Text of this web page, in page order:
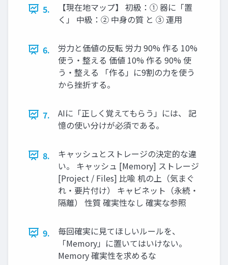
5.
【現在地マップ】 初級：① 器に「置
く」 中級：② 中身の質 と ③ 運用
6.
労力と価値の反転 労力 90% 作る 10%
使う・整える 価値 10% 作る 90% 使
う・整える 「作る」に9割の力を使う
から挫折する。
7.
AIに「正しく覚えてもらう」には、 記
憶の使い分けが必須である。
8.
キャッシュとストレージの決定的な違
い。 キャッシュ [Memory] ストレージ
[Project / Files] 比喩 机の上（気まぐ
れ・要片付け） キャビネット（永続・
隔離） 性質 確実性なし 確実な参照
9.
毎回確実に見てほしいルールを、
「Memory」に置いてはいけない。
Memory 確実性を求めるな